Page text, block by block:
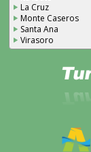
La Cruz
Monte Caseros
Santa Ana
Virasoro